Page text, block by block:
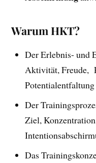
Warum HKT?
Der Erlebnis- und
Aktivität, Freude,
Der
Ziel,
Das